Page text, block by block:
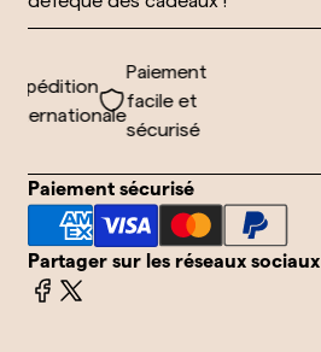
Paiement
facile et
sécurisé
Paiement sécurisé
Partager sur les réseaux sociaux